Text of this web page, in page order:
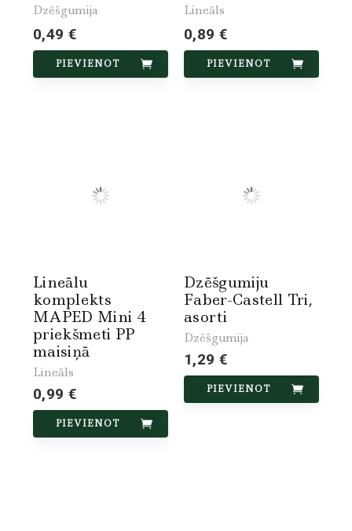
Dzēšgumija
0,49 €
PIEVIENOT
Lineāls
0,89 €
PIEVIENOT
Lineālu
komplekts
MAPED Mini 4
priekšmeti PP
maisiņā
Lineāls
0,99 €
PIEVIENOT
Dzēšgumiju
Faber-Castell Tri,
asorti
Dzēšgumija
1,29 €
PIEVIENOT